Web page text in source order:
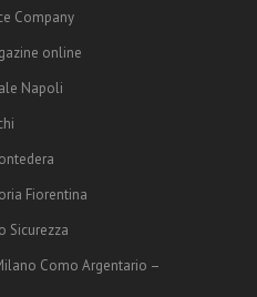
Company
online
Napoli
Fiorentina
Sicurezza
Como Argentario –